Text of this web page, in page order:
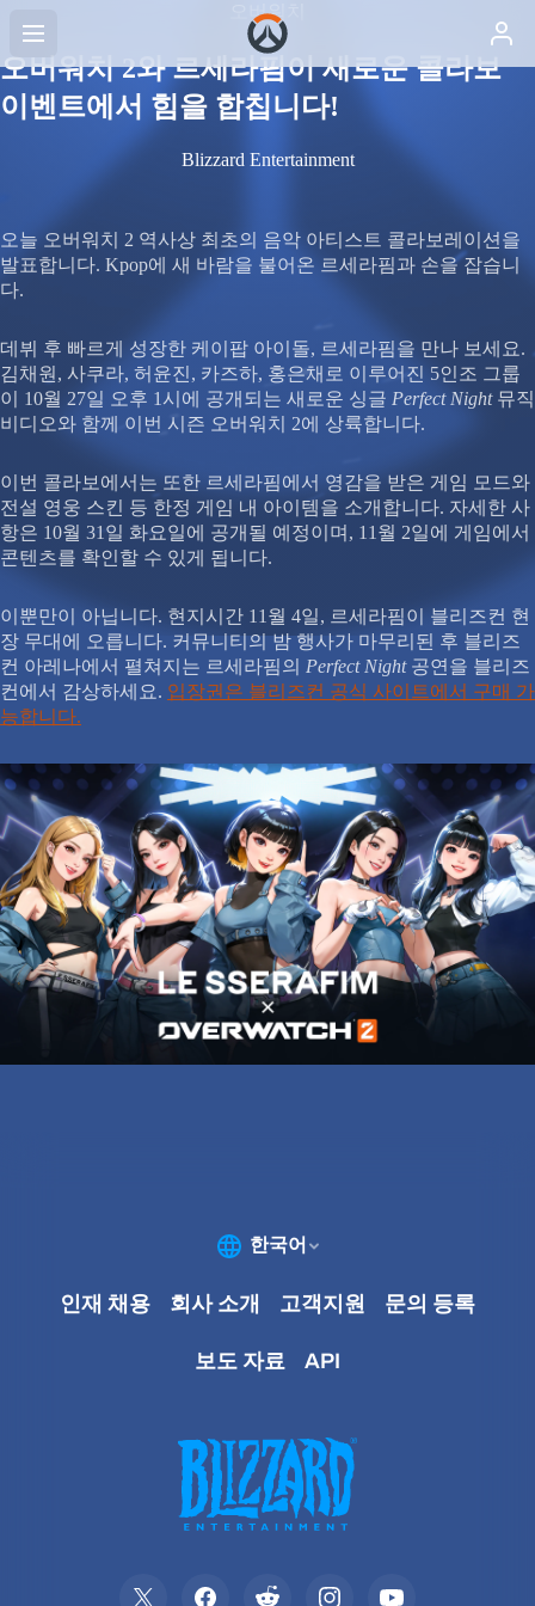
오버워치
오버워치 2와 르세라핌이 새로운 콜라보
이벤트에서 힘을 합칩니다!
Blizzard Entertainment
오늘 오버워치 2 역사상 최초의 음악 아티스트 콜라보레이션을
발표합니다. Kpop에 새 바람을 불어온 르세라핌과 손을 잡습니
다.
데뷔 후 빠르게 성장한 케이팝 아이돌, 르세라핌을 만나 보세요.
김채원, 사쿠라, 허윤진, 카즈하, 홍은채로 이루어진 5인조 그룹
이 10월 27일 오후 1시에 공개되는 새로운 싱글 Perfect Night뮤직
비디오와 함께 이번 시즌 오버워치 2에 상륙합니다.
이번 콜라보에서는 또한 르세라핌에서 영감을 받은 게임 모드와
전설 영웅 스킨 등 한정 게임 내 아이템을 소개합니다. 자세한 사
항은 10월 31일 화요일에 공개될 예정이며, 11월 2일에 게임에서
콘텐츠를 확인할 수 있게 됩니다.
이뿐만이 아닙니다. 현지시간 11월 4일, 르세라핌이 블리즈컨 현
장 무대에 오릅니다. 커뮤니티의 밤 행사가 마무리된 후 블리즈
컨 아레나에서 펼쳐지는 르세라핌의 Perfect Night공연을 블리즈
컨에서 감상하세요. 입장권은 블리즈컨 공식 사이트에서 구매 가
능합니다.